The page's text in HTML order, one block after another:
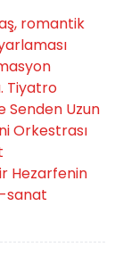
romantik
Tiyatro
Senden Uzun
Orkestrası
Hezarfenin
sanat